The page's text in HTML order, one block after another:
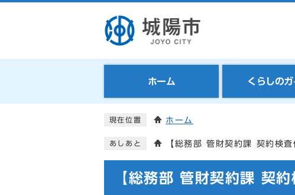
ホーム くらしのガ
現在位置 ホーム
あしあと 【総務部 管財契約課 契約検
【総務部 管財契約課 契